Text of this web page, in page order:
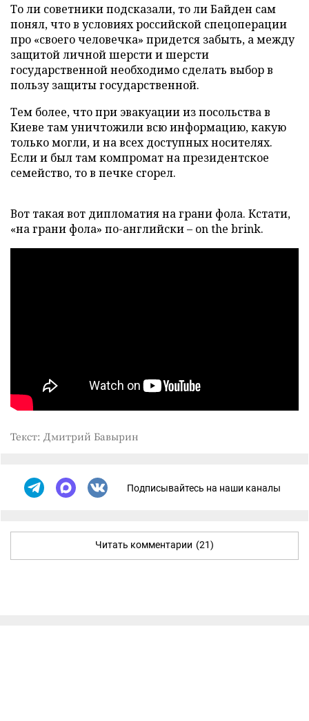
То ли советники подсказали, то ли Байден сам
понял, что в условиях российской спецоперации
про «своего человечка» придется забыть, а между
защитой личной шерсти и шерсти
государственной необходимо сделать выбор в
пользу защиты государственной.
Тем более, что при эвакуации из посольства в
Киеве там уничтожили всю информацию, какую
только могли, и на всех доступных носителях.
Если и был там компромат на президентское
семейство, то в печке сгорел.
Вот такая вот дипломатия на грани фола. Кстати,
«на грани фола» по-английски – on the brink.
Текст: Дмитрий Бавырин
Подписывайтесь на наши каналы
Читать комментарии (21)